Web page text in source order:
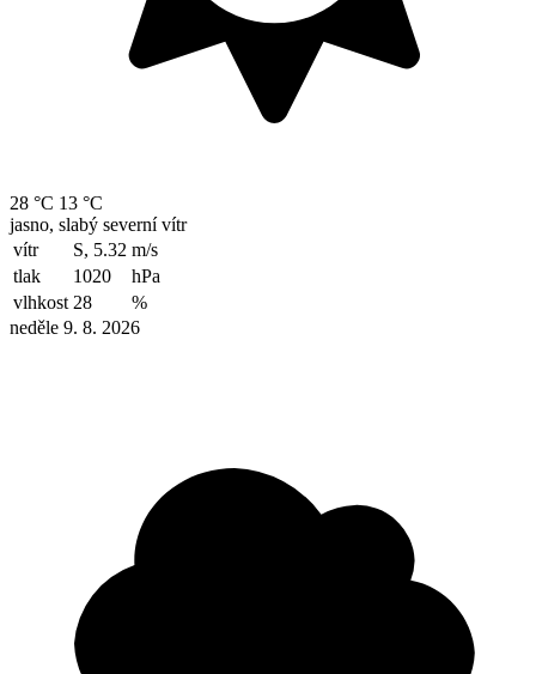
28 °C 13 °C
jasno, slabý severní vítr
vítr
S, 5.32 m/s
tlak
1020
hPa
vlhkost 28
%
neděle 9. 8. 2026